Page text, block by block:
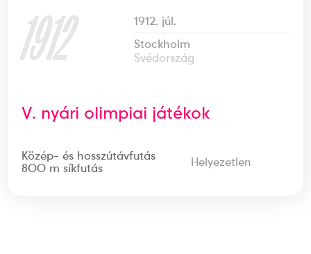
1912
1912. júl.
Stockholm
Svédország
V. nyári olimpiai játékok
Közép- és hosszútávfutás
800 m síkfutás
Helyezetlen